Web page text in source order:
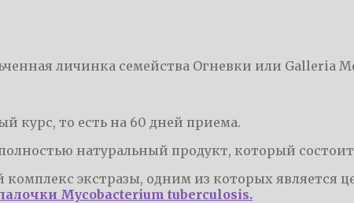
личинка семейства Огневки или Galleria
курс, то есть на 60 дней приема.
натуральный продукт, который
экстразы, одним из которых является
Mycobacterium tuberculosis.